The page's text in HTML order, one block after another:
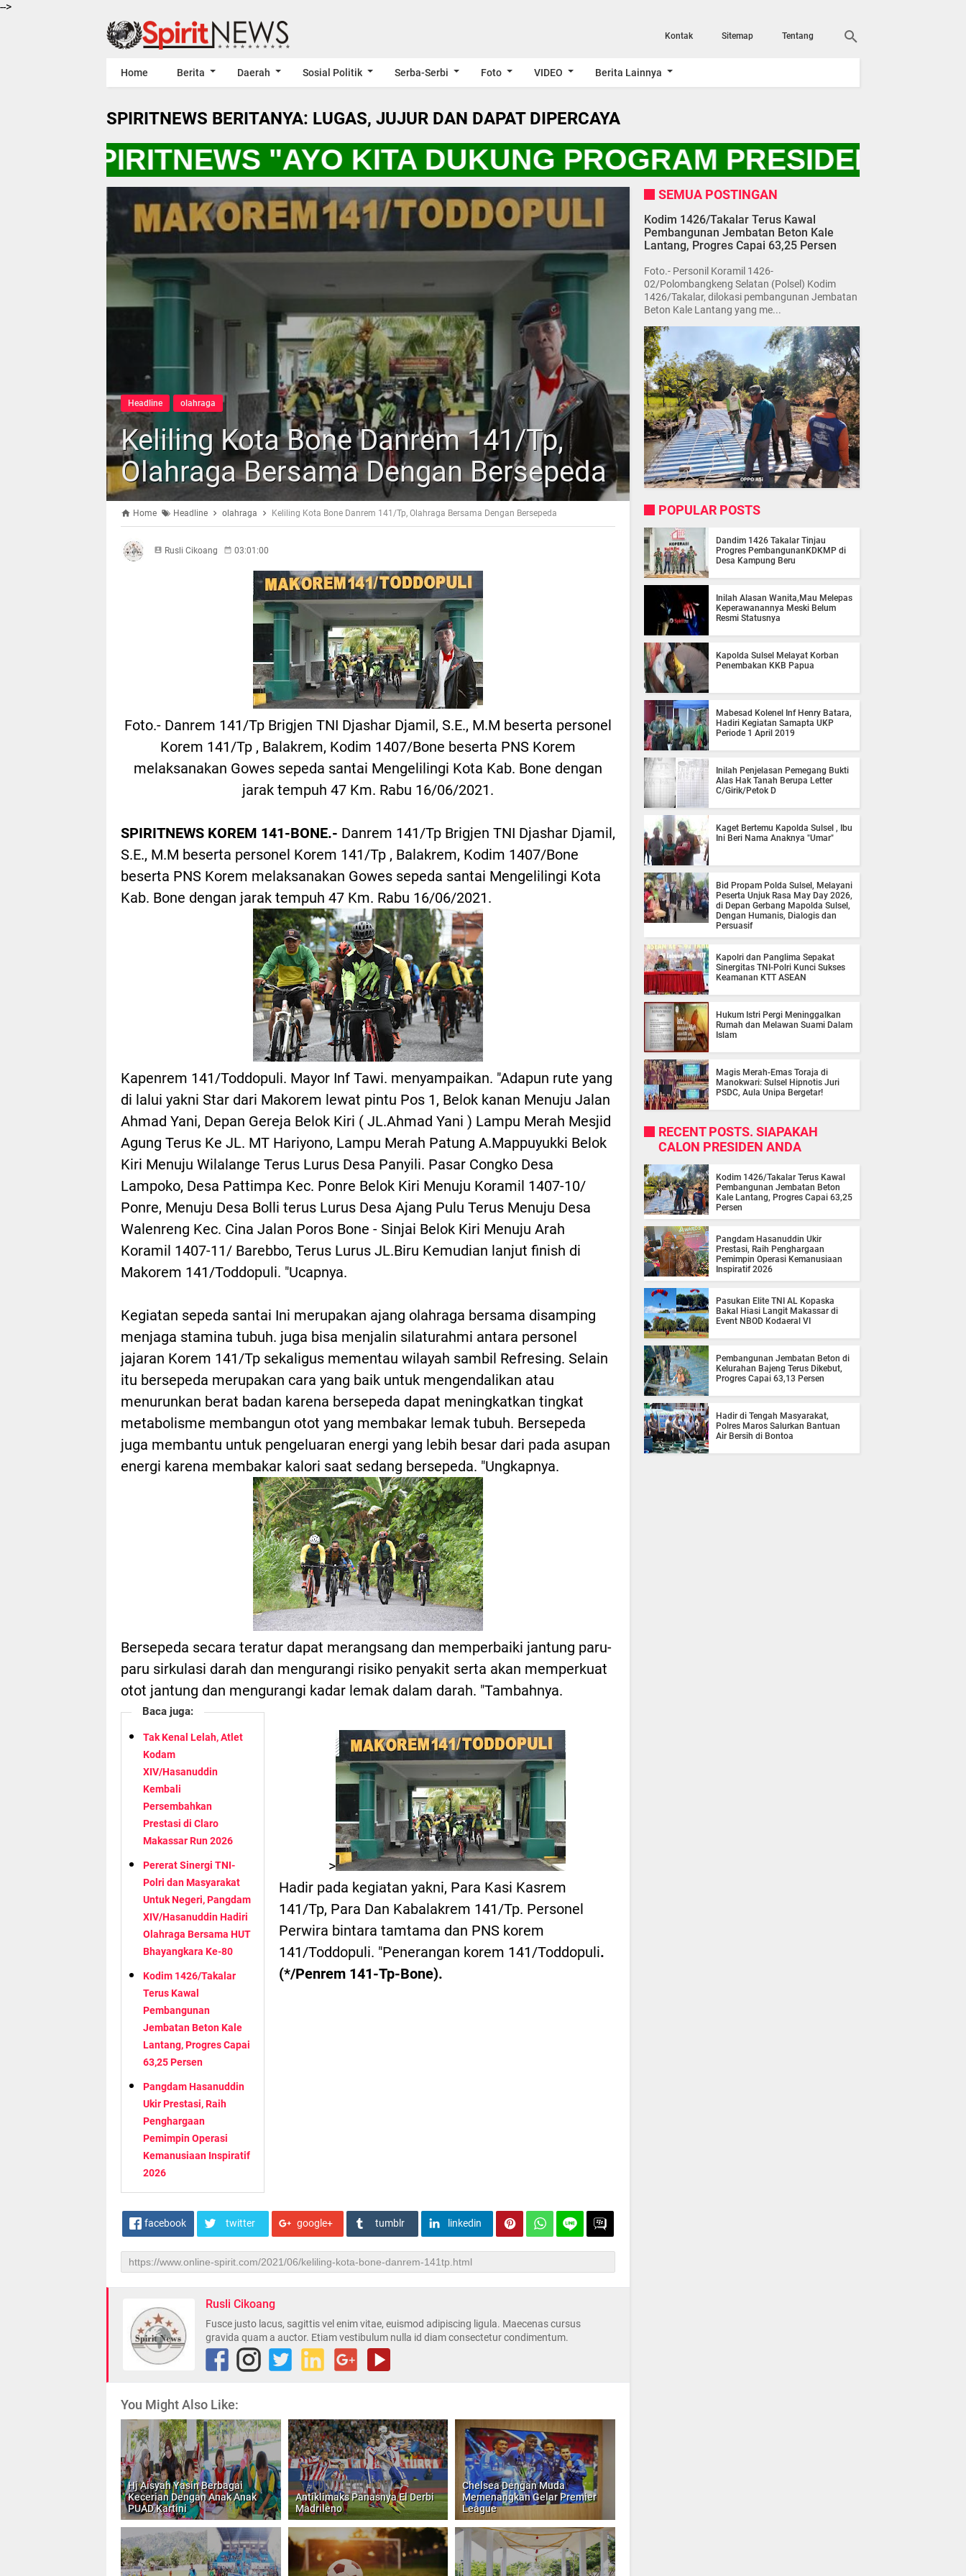
-->
Kontak Sitemap Tentang
Home Berita Daerah Sosial Politik Serba-Serbi Foto VIDEO Berita Lainnya
SPIRITNEWS BERITANYA: LUGAS, JUJUR DAN DAPAT DIPERCAYA
SPIRITNEWS "AYO KITA DUKUNG PROGRAM PRESIDEN RI
Headline olahraga
Keliling Kota Bone Danrem 141/Tp,
Olahraga Bersama Dengan Bersepeda
Home Headline olahraga Keliling Kota Bone Danrem 141/Tp, Olahraga Bersama Dengan Bersepeda
Rusli Cikoang 03:01:00
Foto.- Danrem 141/Tp Brigjen TNI Djashar Djamil, S.E., M.M beserta personel
Korem 141/Tp , Balakrem, Kodim 1407/Bone beserta PNS Korem
melaksanakan Gowes sepeda santai Mengelilingi Kota Kab. Bone dengan
jarak tempuh 47 Km. Rabu 16/06/2021.
SPIRITNEWS KOREM 141-BONE.- Danrem 141/Tp Brigjen TNI Djashar Djamil,
S.E., M.M beserta personel Korem 141/Tp , Balakrem, Kodim 1407/Bone
beserta PNS Korem melaksanakan Gowes sepeda santai Mengelilingi Kota
Kab. Bone dengan jarak tempuh 47 Km. Rabu 16/06/2021.
Kapenrem 141/Toddopuli. Mayor Inf Tawi. menyampaikan. "Adapun rute yang
di lalui yakni Star dari Makorem lewat pintu Pos 1, Belok kanan Menuju Jalan
Ahmad Yani, Depan Gereja Belok Kiri ( JL.Ahmad Yani ) Lampu Merah Mesjid
Agung Terus Ke JL. MT Hariyono, Lampu Merah Patung A.Mappuyukki Belok
Kiri Menuju Wilalange Terus Lurus Desa Panyili. Pasar Congko Desa
Lampoko, Desa Pattimpa Kec. Ponre Belok Kiri Menuju Koramil 1407-10/
Ponre, Menuju Desa Bolli terus Lurus Desa Ajang Pulu Terus Menuju Desa
Walenreng Kec. Cina Jalan Poros Bone - Sinjai Belok Kiri Menuju Arah
Koramil 1407-11/ Barebbo, Terus Lurus JL.Biru Kemudian lanjut finish di
Makorem 141/Toddopuli. "Ucapnya.
Kegiatan sepeda santai Ini merupakan ajang olahraga bersama disamping
menjaga stamina tubuh. juga bisa menjalin silaturahmi antara personel
jajaran Korem 141/Tp sekaligus mementau wilayah sambil Refresing. Selain
itu bersepeda merupakan cara yang baik untuk mengendalikan atau
menurunkan berat badan karena bersepeda dapat meningkatkan tingkat
metabolisme membangun otot yang membakar lemak tubuh. Bersepeda
juga membantu untuk pengeluaran energi yang lebih besar dari pada asupan
energi karena membakar kalori saat sedang bersepeda. "Ungkapnya.
Bersepeda secara teratur dapat merangsang dan memperbaiki jantung paru-
paru sirkulasi darah dan mengurangi risiko penyakit serta akan memperkuat
otot jantung dan mengurangi kadar lemak dalam darah. "Tambahnya.
Baca juga:
Tak Kenal Lelah, Atlet
Kodam
XIV/Hasanuddin
Kembali
Persembahkan
Prestasi di Claro
Makassar Run 2026
Pererat Sinergi TNI-
Polri dan Masyarakat
Untuk Negeri, Pangdam
XIV/Hasanuddin Hadiri
Olahraga Bersama HUT
Bhayangkara Ke-80
Kodim 1426/Takalar
Terus Kawal
Pembangunan
Jembatan Beton Kale
Lantang, Progres Capai
63,25 Persen
Pangdam Hasanuddin
Ukir Prestasi, Raih
Penghargaan
Pemimpin Operasi
Kemanusiaan Inspiratif
2026
>
Hadir pada kegiatan yakni, Para Kasi Kasrem
141/Tp, Para Dan Kabalakrem 141/Tp. Personel
Perwira bintara tamtama dan PNS korem
141/Toddopuli. "Penerangan korem 141/Toddopuli.
(*/Penrem 141-Tp-Bone).
facebook twitter google+ tumblr linkedin
Rusli Cikoang
Fusce justo lacus, sagittis vel enim vitae, euismod adipiscing ligula. Maecenas cursus
gravida quam a auctor. Etiam vestibulum nulla id diam consectetur condimentum.
You Might Also Like:
Hj Aisyah Yasin Berbagai
Kecerian Dengan Anak Anak
PUAD Kartini
Antiklimaks Panasnya El Derbi
Madrileno
Chelsea Dengan Muda
Memenangkan Gelar Premier
League
SEMUA POSTINGAN
Kodim 1426/Takalar Terus Kawal
Pembangunan Jembatan Beton Kale
Lantang, Progres Capai 63,25 Persen
Foto.- Personil Koramil 1426-
02/Polombangkeng Selatan (Polsel) Kodim
1426/Takalar, dilokasi pembangunan Jembatan
Beton Kale Lantang yang me...
POPULAR POSTS
Dandim 1426 Takalar Tinjau
Progres PembangunanKDKMP di
Desa Kampung Beru
Inilah Alasan Wanita,Mau Melepas
Keperawanannya Meski Belum
Resmi Statusnya
Kapolda Sulsel Melayat Korban
Penembakan KKB Papua
Mabesad Kolenel Inf Henry Batara,
Hadiri Kegiatan Samapta UKP
Periode 1 April 2019
Inilah Penjelasan Pemegang Bukti
Alas Hak Tanah Berupa Letter
C/Girik/Petok D
Kaget Bertemu Kapolda Sulsel , Ibu
Ini Beri Nama Anaknya "Umar"
Bid Propam Polda Sulsel, Melayani
Peserta Unjuk Rasa May Day 2026,
di Depan Gerbang Mapolda Sulsel,
Dengan Humanis, Dialogis dan
Persuasif
Kapolri dan Panglima Sepakat
Sinergitas TNI-Polri Kunci Sukses
Keamanan KTT ASEAN
Hukum Istri Pergi Meninggalkan
Rumah dan Melawan Suami Dalam
Islam
Magis Merah-Emas Toraja di
Manokwari: Sulsel Hipnotis Juri
PSDC, Aula Unipa Bergetar!
RECENT POSTS. SIAPAKAH
CALON PRESIDEN ANDA
Kodim 1426/Takalar Terus Kawal
Pembangunan Jembatan Beton
Kale Lantang, Progres Capai 63,25
Persen
Pangdam Hasanuddin Ukir
Prestasi, Raih Penghargaan
Pemimpin Operasi Kemanusiaan
Inspiratif 2026
Pasukan Elite TNI AL Kopaska
Bakal Hiasi Langit Makassar di
Event NBOD Kodaeral VI
Pembangunan Jembatan Beton di
Kelurahan Bajeng Terus Dikebut,
Progres Capai 63,13 Persen
Hadir di Tengah Masyarakat,
Polres Maros Salurkan Bantuan
Air Bersih di Bontoa